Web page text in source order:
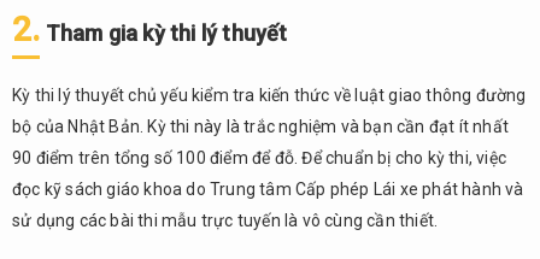
ý khi
lái
xe
tại
Nhật
Bản
2. Tham gia kỳ thi lý thuyết
Kỳ thi lý thuyết chủ yếu kiểm tra kiến thức về luật giao thông đường
bộ của Nhật Bản. Kỳ thi này là trắc nghiệm và bạn cần đạt ít nhất
90 điểm trên tổng số 100 điểm để đỗ. Để chuẩn bị cho kỳ thi, việc
đọc kỹ sách giáo khoa do Trung tâm Cấp phép Lái xe phát hành và
sử dụng các bài thi mẫu trực tuyến là vô cùng cần thiết.